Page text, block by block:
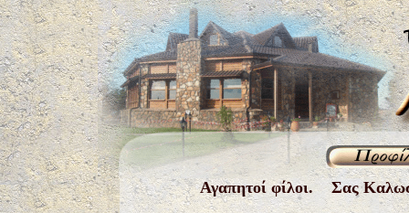
Αγαπητοί φίλοι. Σας